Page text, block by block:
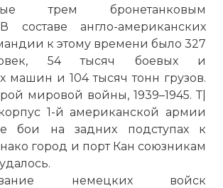
трем бронетанковым
составе англо-американских
к этому времени было 327
54 тысяч боевых и
машин и 104 тысяч тонн грузов.
мировой войны, 1939–1945. Т|
1-й американской армии
бои на задних подступах к
город и порт Кан союзникам
немецких войск